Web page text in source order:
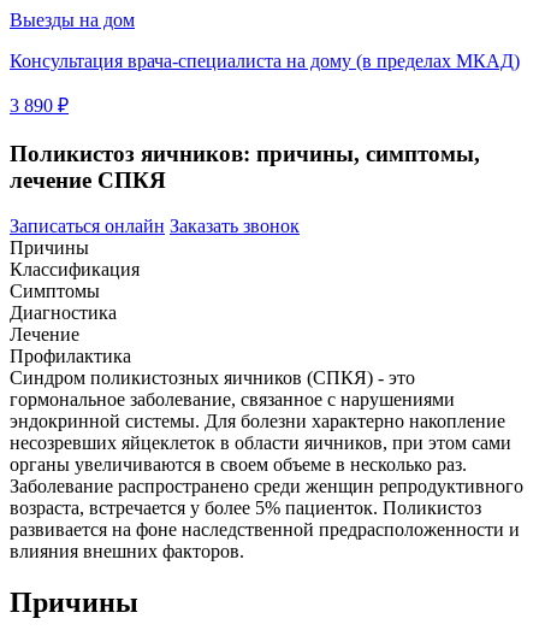
Выезды на дом
Консультация врача-специалиста на дому (в пределах МКАД)
3 890 ₽
Поликистоз яичников: причины, симптомы,
лечение СПКЯ
Записаться онлайн Заказать звонок
Причины
Классификация
Симптомы
Диагностика
Лечение
Профилактика
Синдром поликистозных яичников (СПКЯ) - это
гормональное заболевание, связанное с нарушениями
эндокринной системы. Для болезни характерно накопление
несозревших яйцеклеток в области яичников, при этом сами
органы увеличиваются в своем объеме в несколько раз.
Заболевание распространено среди женщин репродуктивного
возраста, встречается у более 5% пациенток. Поликистоз
развивается на фоне наследственной предрасположенности и
влияния внешних факторов.
Причины